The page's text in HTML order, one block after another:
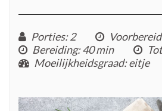
Porties: 2
Bereiding: 40 min
Moeilijkheidsgraad: eitje